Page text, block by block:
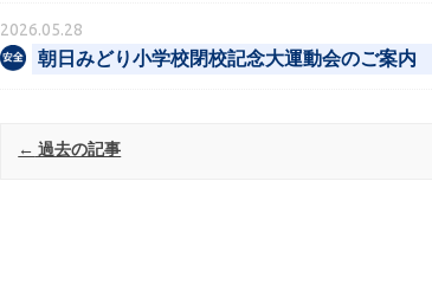
2026.05.28
朝日みどり小学校閉校記念大運動会のご案内
Post navigation
← 過去の記事